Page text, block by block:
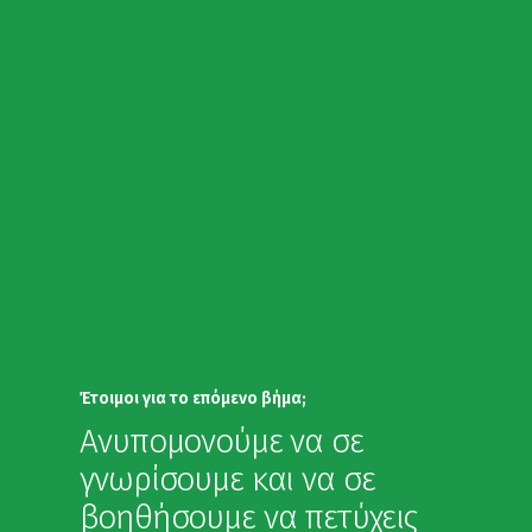
Έτοιμοι για το επόμενο βήμα;
Ανυπομονούμε να σε
γνωρίσουμε και να σε
βοηθήσουμε να πετύχεις